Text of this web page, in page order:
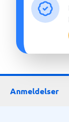
Anmeldelser